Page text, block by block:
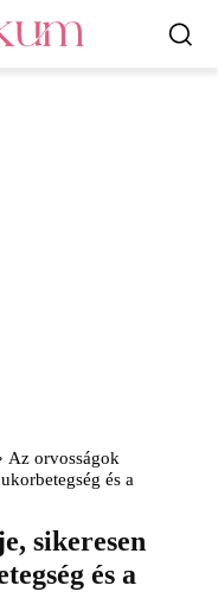
Az orvosságok
és a
sikeresen
és a